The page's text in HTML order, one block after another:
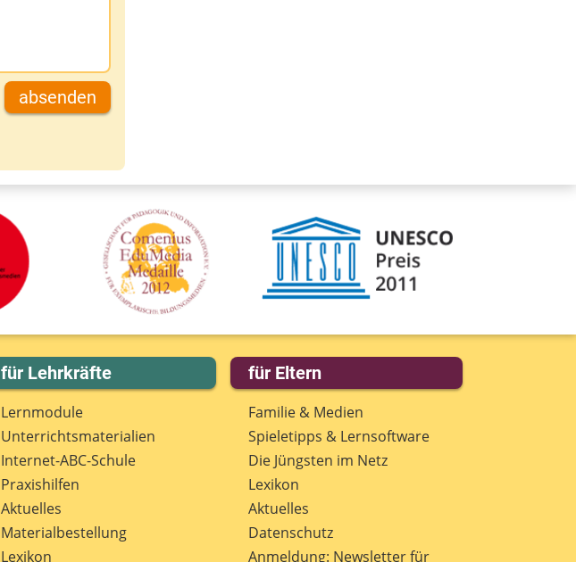
absenden
für Lehrkräfte
Lernmodule
Unterrichts­materialien
Internet-ABC-Schule
Praxishilfen
Aktuelles
Materialbestellung
Lexikon
für Eltern
Familie & Medien
Spieletipps & Lernsoftware
Die Jüngsten im Netz
Lexikon
Aktuelles
Datenschutz
Anmeldung: Newsletter für